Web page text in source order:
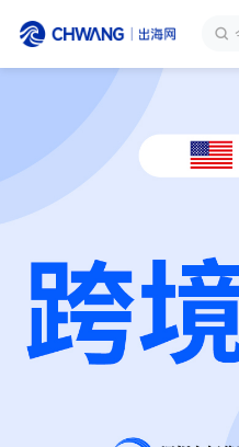
跨境展会
出海服务
跨境报告
登录/注册